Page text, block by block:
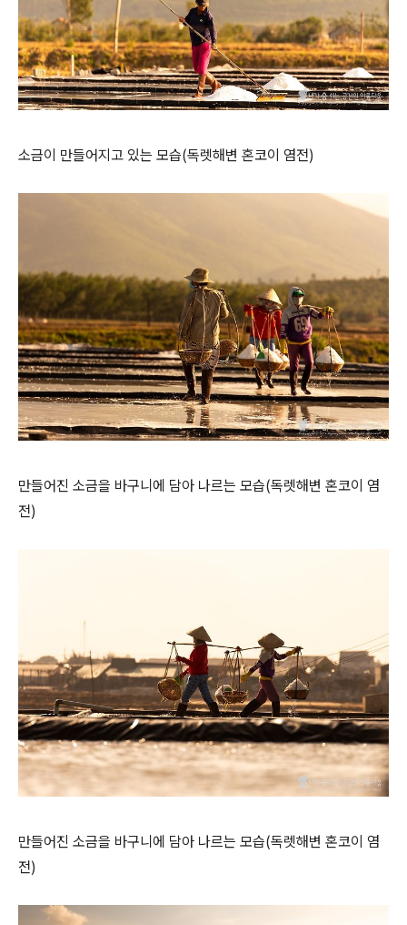
소금이 만들어지고 있는 모습(독렛해변 혼코이 염전)
만들어진 소금을 바구니에 담아 나르는 모습(독렛해변 혼코이 염
전)
만들어진 소금을 바구니에 담아 나르는 모습(독렛해변 혼코이 염
전)